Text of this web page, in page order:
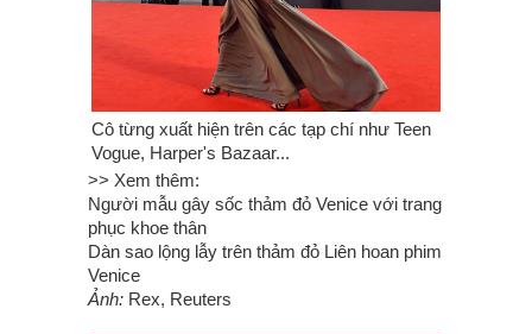
Cô từng xuất hiện trên các tạp chí như Teen
Vogue, Harper's Bazaar...
>> Xem thêm:
Người mẫu gây sốc thảm đỏ Venice với trang
phục khoe thân
Dàn sao lộng lẫy trên thảm đỏ Liên hoan phim
Venice
Ảnh: Rex, Reuters